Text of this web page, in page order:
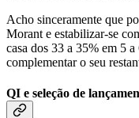
Acho sinceramente que
Morant e estabilizar-se
casa dos 33 a 35% em 5
complementar o seu
QI e seleção de